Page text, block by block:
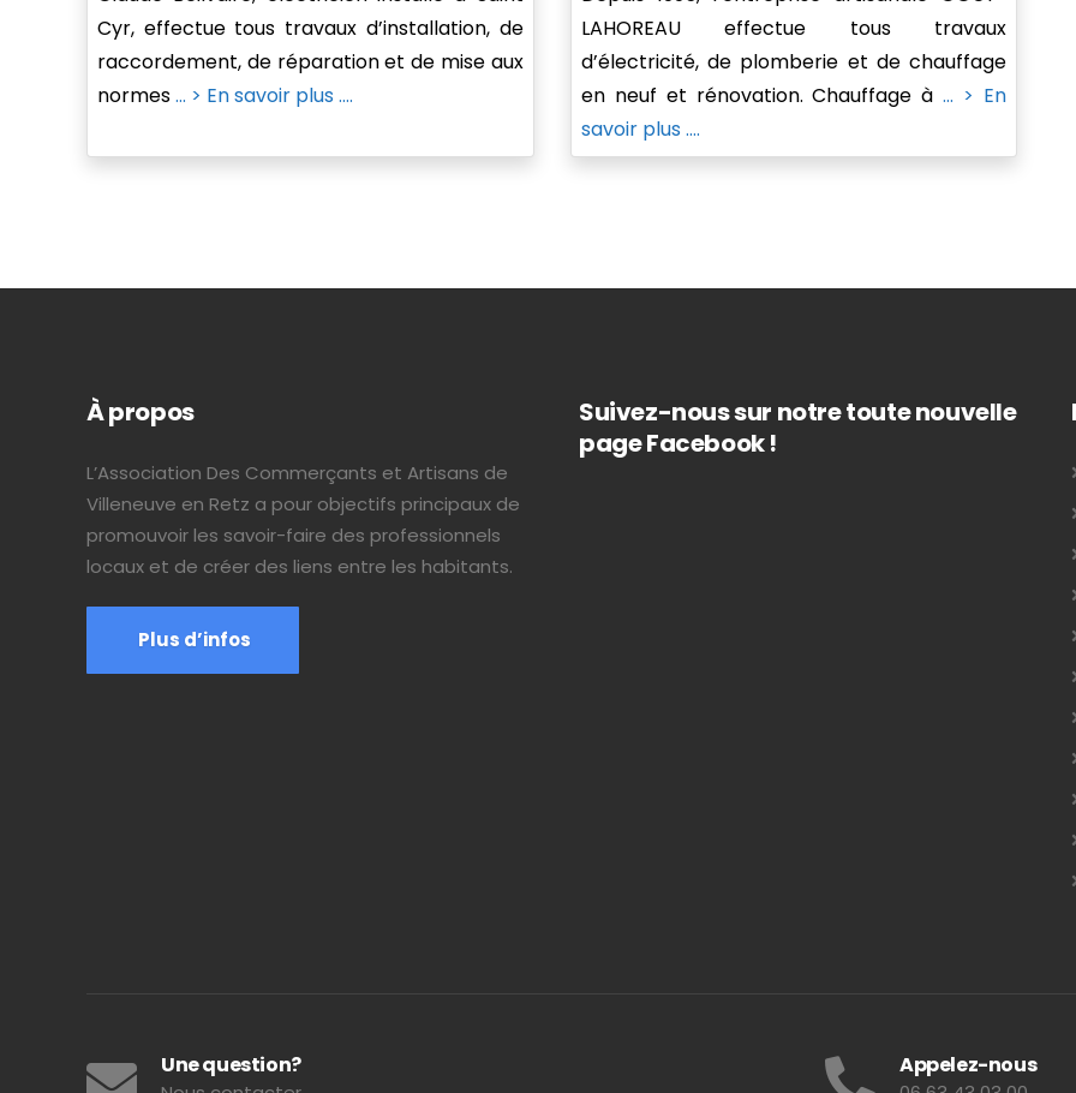
Cyr, effectue tous travaux d’installation, de
raccordement, de réparation et de mise aux
normes... > En savoir plus ....
LAHOREAU effectue tous travaux
d’électricité, de plomberie et de chauffage
en neuf et rénovation. Chauffage à... > En
savoir plus ....
À propos
L’Association Des Commerçants et Artisans de
Villeneuve en Retz a pour objectifs principaux de
promouvoir les savoir-faire des professionnels
locaux et de créer des liens entre les habitants.
Plus d’infos
Suivez-nous sur notre toute nouvelle
page Facebook !
Une question? Appelez-nous